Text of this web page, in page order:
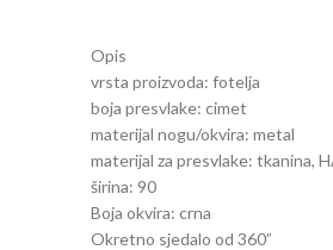
Opis
vrsta proizvoda: fotelja
boja presvlake: cimet
materijal nogu/okvira: metal
materijal za presvlake: tkanina,
širina: 90
Boja okvira: crna
Okretno sjedalo od 360”